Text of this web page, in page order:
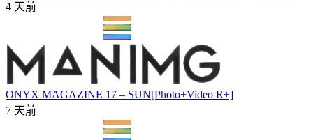
4 天前
ONYX MAGAZINE 17 – SUN[Photo+Video R+]
7 天前